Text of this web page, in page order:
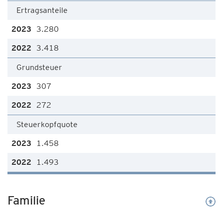
Ertragsanteile
3.280
3.418
Grundsteuer
307
272
Steuerkopfquote
1.458
1.493
Familie